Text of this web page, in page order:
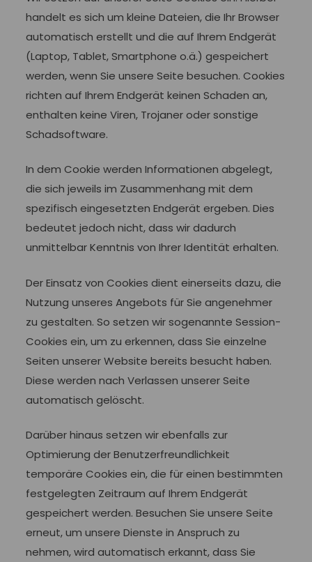
handelt es sich um kleine Dateien, die Ihr Browser
automatisch erstellt und die auf Ihrem Endgerät
(Laptop, Tablet, Smartphone o.ä.) gespeichert
werden, wenn Sie unsere Seite besuchen. Cookies
richten auf Ihrem Endgerät keinen Schaden an,
enthalten keine Viren, Trojaner oder sonstige
Schadsoftware.
In dem Cookie werden Informationen abgelegt,
die sich jeweils im Zusammenhang mit dem
spezifisch eingesetzten Endgerät ergeben. Dies
bedeutet jedoch nicht, dass wir dadurch
unmittelbar Kenntnis von Ihrer Identität erhalten.
Der Einsatz von Cookies dient einerseits dazu, die
Nutzung unseres Angebots für Sie angenehmer
zu gestalten. So setzen wir sogenannte Session-
Cookies ein, um zu erkennen, dass Sie einzelne
Seiten unserer Website bereits besucht haben.
Diese werden nach Verlassen unserer Seite
automatisch gelöscht.
Darüber hinaus setzen wir ebenfalls zur
Optimierung der Benutzerfreundlichkeit
temporäre Cookies ein, die für einen bestimmten
festgelegten Zeitraum auf Ihrem Endgerät
gespeichert werden. Besuchen Sie unsere Seite
erneut, um unsere Dienste in Anspruch zu
nehmen, wird automatisch erkannt, dass Sie